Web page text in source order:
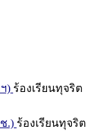
) ร้องเรียนทุจริต
.) ร้องเรียนทุจริต